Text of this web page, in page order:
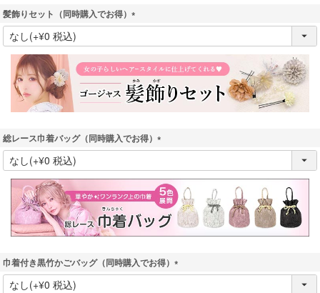
髪飾りセット（同時購入でお得）
(
必
)
総レース巾着バッグ（同時購入でお得）
(
必
須
)
巾着付き黒竹かごバッグ（同時購入でお得）
(